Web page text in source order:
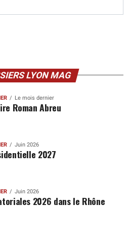
LYON MAG
Le mois dernier
Roman Abreu
Juin 2026
2027
Juin 2026
2026 dans le Rhône